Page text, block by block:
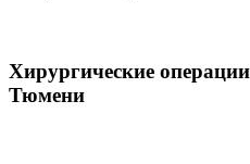
Хирургические
Тюмени